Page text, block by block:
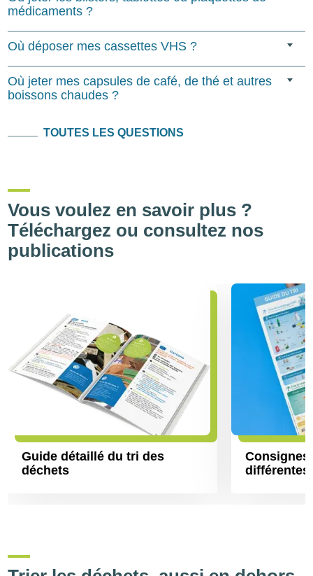
médicaments ?
Où déposer mes cassettes VHS ?
Où jeter mes capsules de café, de thé et autres
boissons chaudes ?
TOUTES LES QUESTIONS
Vous voulez en savoir plus ?
Téléchargez ou consultez nos
publications
Guide détaillé du tri des
déchets
Consignes
différentes